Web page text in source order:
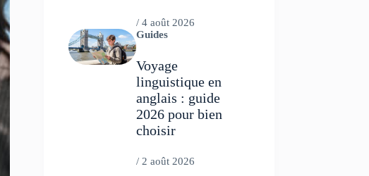
/4 août 2026
Guides
Voyage
linguistique en
anglais : guide
2026 pour bien
choisir
/ 2 août 2026